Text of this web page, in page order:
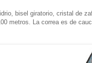
bisel giratorio, cristal de
metros. La correa es de